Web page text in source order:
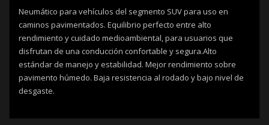
Neumático para vehículos del segmento SUV para uso en
caminos pavimentados. Equilibrio perfecto entre alto
rendimiento y cuidado medioambiental, para usuarios que
disfrutan de una conducción confortable y segura.Alto
estándar de manejo y estabilidad. Mejor rendimiento sobre
pavimento húmedo. Baja resistencia al rodado y bajo nivel de
desgaste.